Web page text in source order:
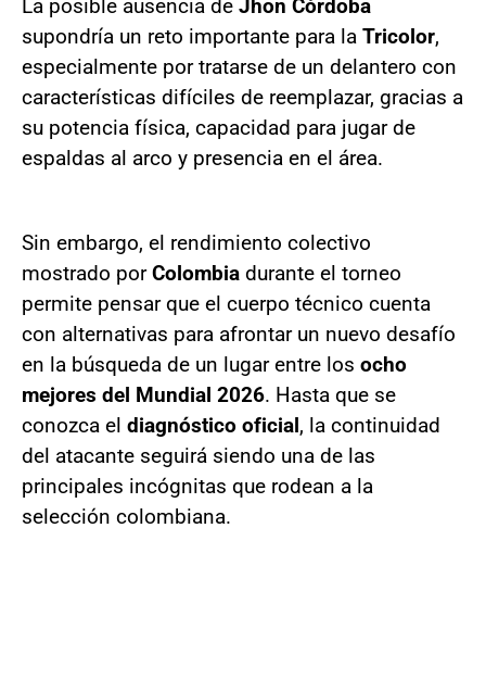
La posible ausencia de Jhon Córdoba
supondría un reto importante para la Tricolor,
especialmente por tratarse de un delantero con
características difíciles de reemplazar, gracias a
su potencia física, capacidad para jugar de
espaldas al arco y presencia en el área.
Sin embargo, el rendimiento colectivo
mostrado porColombia durante el torneo
permite pensar que el cuerpo técnico cuenta
con alternativas para afrontar un nuevo desafío
en la búsqueda de un lugar entre los ocho
mejores del Mundial 2026. Hasta que se
conozca el diagnóstico oficial, la continuidad
del atacante seguirá siendo una de las
principales incógnitas que rodean a la
selección colombiana.